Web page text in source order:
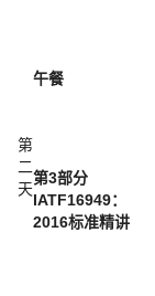
第
二
天
午餐
第3部分
IATF16949：
2016标准精讲